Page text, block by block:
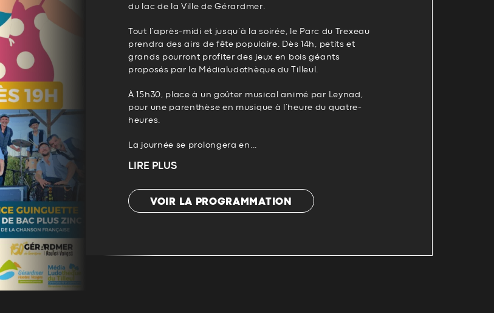
du lac de la Ville de Gérardmer.
Tout l’après-midi et jusqu’à la soirée, le Parc du Trexeau
prendra des airs de fête populaire. Dès 14h, petits et
grands pourront profiter des jeux en bois géants
proposés par la Médialudothèque du Tilleul.
À 15h30, place à un goûter musical animé par Leynad,
pour une parenthèse en musique à l’heure du quatre-
heures.
La journée se prolongera en...
LIRE PLUS
VOIR LA PROGRAMMATION